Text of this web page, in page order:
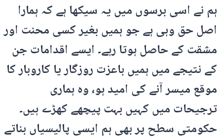
ہم نے اسی برسوں میں یہ سیکھا ہے کہ ہمارا
اصل حق وہی ہے جو ہمیں بغیر کسی محنت اور
مشقت کے حاصل ہوتا رہے۔ ایسے اقدامات جن
کے نتیجے میں ہمیں باعزت روزگار یا کاروبار کا
موقع میسر آنے کی امید ہو، وہ ہماری
ترجیحات میں کہیں بہت پیچھے کھڑے ہیں۔
حکومتی سطح پر بھی ہم ایسی پالیسیاں بناتے